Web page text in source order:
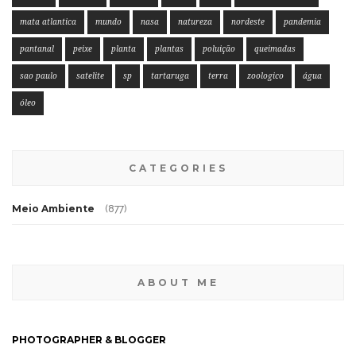
mata atlantica mundo nasa natureza nordeste pandemia
pantanal peixe planta plantas poluição queimadas
sao paulo satelite sp tartaruga terra zoologico água
óleo
CATEGORIES
Meio Ambiente (877)
ABOUT ME
PHOTOGRAPHER & BLOGGER